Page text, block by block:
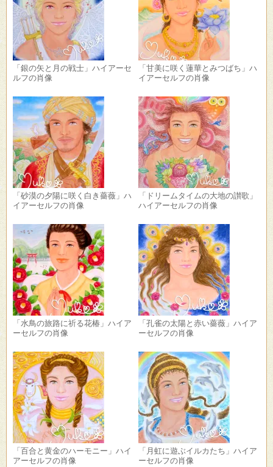
「銀の矢と月の戦士」ハイアーセ
ルフの肖像
「甘美に咲く蓮華とみつばち」ハ
イアーセルフの肖像
「砂漠の夕陽に咲く白き薔薇」ハ
イアーセルフの肖像
「ドリームタイムの大地の讃歌」
ハイアーセルフの肖像
「水鳥の旅路に祈る花椿」ハイア
ーセルフの肖像
「孔雀の太陽と赤い薔薇」ハイア
ーセルフの肖像
「百合と黄金のハーモニー」ハイ
アーセルフの肖像
「月虹に遊ぶイルカたち」ハイア
ーセルフの肖像